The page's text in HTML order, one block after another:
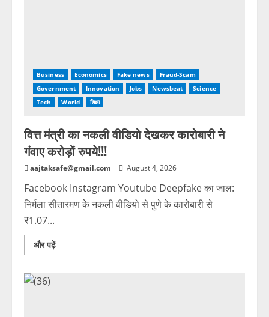
Business Economics Fake news
Fraud-Scam
Government
Innovation Jobs Newsbeat
Science
Tech
World शिक्षा
वित्त मंत्री का नकली वीडियो देखकर कारोबारी ने
गंवाए करोड़ों रुपये!!!
aajtaksafe@gmail.com August 4, 2026
Facebook Instagram Youtube Deepfake का जाल:
निर्मला सीतारमण के नकली वीडियो से पुणे के कारोबारी से
₹1.07...
और पढ़ें